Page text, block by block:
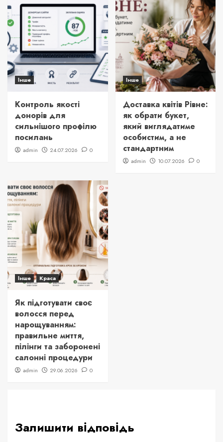
Інше
Контроль якості
донорів для
сильнішого профілю
посилань
admin 24.07.2026 0
Інше
Доставка квітів Рівне:
як обрати букет,
який виглядатиме
особистим, а не
стандартним
admin 10.07.2026 0
Інше Краса
Як підготувати своє
волосся перед
нарощуванням:
правильне миття,
пілінги та заборонені
салонні процедури
admin 29.06.2026 0
Залишити відповідь